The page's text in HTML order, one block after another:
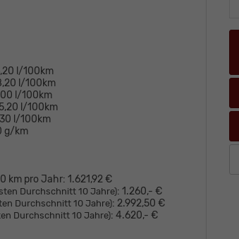
l/100km
l/100km
l/100km
5,20 l/100km
l/100km
g/km
km pro Jahr: 1.621,92 €
Durchschnitt 10 Jahre): 1.260,- €
Durchschnitt 10 Jahre): 2.992,50 €
Durchschnitt 10 Jahre): 4.620,- €